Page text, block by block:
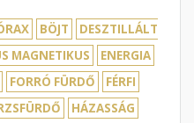
BÖJT
DESZTILLÁLT
MAGNETIKUS
ENERGIA
FORRÓ FÜRDŐ
FÉRFI
HÁZASSÁG